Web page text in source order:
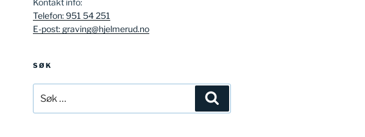
Kontakt info:
Telefon: 951 54 251
E-post: graving@hjelmerud.no
SØK
etter: